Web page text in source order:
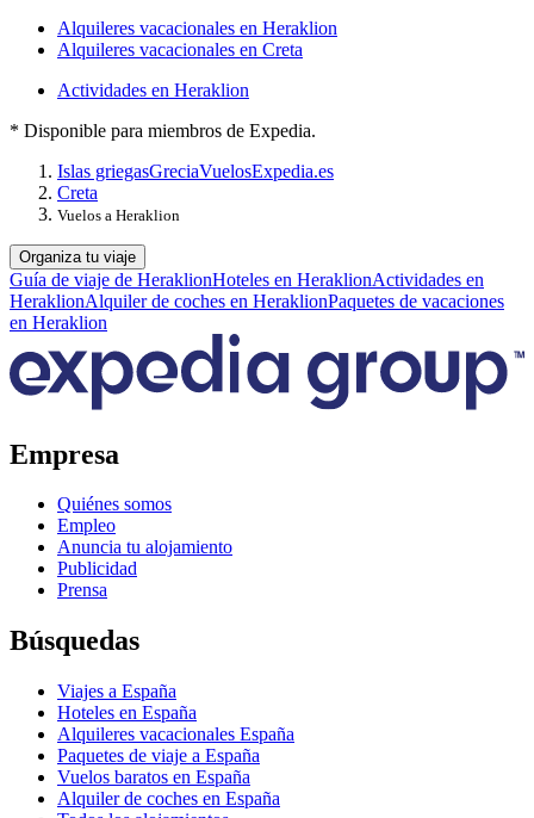
Alquileres vacacionales en Heraklion
Alquileres vacacionales en Creta
Actividades en Heraklion
* Disponible para miembros de Expedia.
Islas griegasGreciaVuelosExpedia.es
Creta
Vuelos a Heraklion
Organiza tu viaje
Guía de viaje de HeraklionHoteles en HeraklionActividades en
HeraklionAlquiler de coches en HeraklionPaquetes de vacaciones
en Heraklion
Empresa
Quiénes somos
Empleo
Anuncia tu alojamiento
Publicidad
Prensa
Búsquedas
Viajes a España
Hoteles en España
Alquileres vacacionales España
Paquetes de viaje a España
Vuelos baratos en España
Alquiler de coches en España